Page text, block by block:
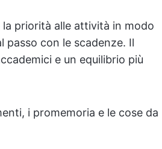
priorità alle attività in modo
passo con le scadenze. Il
e un equilibrio più
i promemoria e le cose da